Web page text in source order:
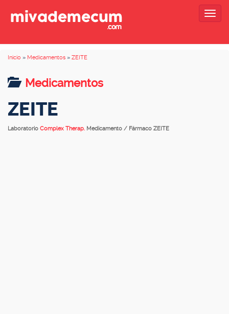
Inicio » Medicamentos » ZEITE
Medicamentos
ZEITE
Laboratorio Complex Therap. Medicamento / Fármaco ZEITE